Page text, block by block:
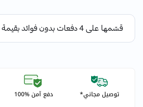
توصيل مجاني* دفع آمن %100